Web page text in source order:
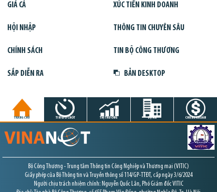
GIÁ CẢ XÚC TIẾN KINH DOANH
HỘI NHẬP THÔNG TIN CHUYÊN SÂU
CHÍNH SÁCH TIN BỘ CÔNG THƯƠNG
SẮP DIỄN RA BẢN DESKTOP
TRANG CHỦ TIN GIỜ CHÓT THỊ TRƯỜNG DỰ ÁN CHỨNG KHOÁN
Bộ Công Thương - Trung tâm Thông tin Công Nghiệp và Thương mại (VITIC)
Giấy phép của Bộ Thông tin và Truyền thông số 114/GP-TTĐT, cấp ngày 3/6/2024
Người chịu trách nhiệm chính: Nguyễn Quốc Lân, Phó Giám đốc VITIC